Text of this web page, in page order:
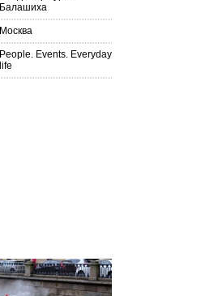
Балашиха
Москва
People. Events. Everyday
life